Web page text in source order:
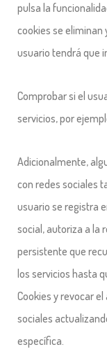
pulsa la
cookies se eliminan
usuario tendrá que
Comprobar si el
servicios, por
Adicionalmente,
con redes sociales
usuario se registra
social, autoriza a la
persistente que
los servicios hasta
Cookies y revocar
sociales
específica.